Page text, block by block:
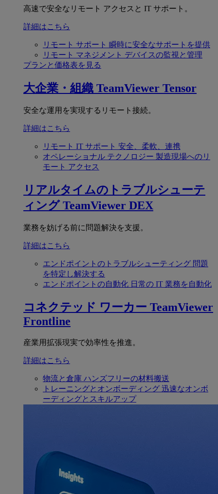
高速で安全なリモート アクセスと IT サポート。
詳細はこちら
リモート サポート 瞬時に安全なサポートを提供
リモート マネジメント デバイスの監視と管理
プランと価格表を見る
大企業・組織 TeamViewer Tensor
安全な運用を実現するリモート接続。
詳細はこちら
リモート IT サポート 安全、柔軟、連携
オペレーショナル テクノロジー 製造現場へのリ
モート アクセス
リアルタイムのトラブルシューテ
ィング TeamViewer DEX
業務を妨げる前に問題解決を支援。
詳細はこちら
エンドポイントのトラブルシューティング 問題
を特定し解決する
エンドポイントの自動化 日常の IT 業務を自動化
コネクテッド ワーカー TeamViewer
Frontline
産業用拡張現実で効率性を推進。
詳細はこちら
物流と倉庫 ハンズフリーの材料搬送
トレーニングとオンボーディング 迅速なオンボ
ーディングとスキルアップ